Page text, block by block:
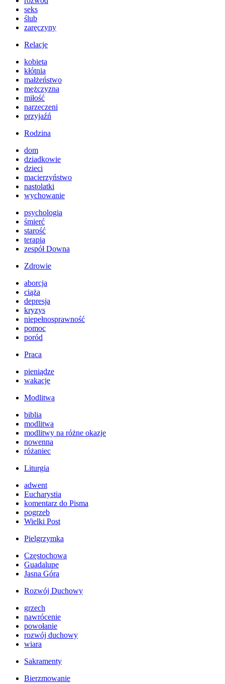
seks
ślub
zaręczyny
Relacje
kobieta
kłótnia
małżeństwo
mężczyzna
miłość
narzeczeni
przyjaźń
Rodzina
dom
dziadkowie
dzieci
macierzyństwo
nastolatki
wychowanie
psychologia
śmierć
starość
terapia
zespół Downa
Zdrowie
aborcja
ciąża
depresja
kryzys
niepełnosprawność
pomoc
poród
Praca
pieniądze
wakacje
Modlitwa
biblia
modlitwa
modlitwy na różne okazje
nowenna
różaniec
Liturgia
adwent
Eucharystia
komentarz do Pisma
pogrzeb
Wielki Post
Pielgrzymka
Częstochowa
Guadalupe
Jasna Góra
Rozwój Duchowy
grzech
nawrócenie
powołanie
rozwój duchowy
wiara
Sakramenty
Bierzmowanie